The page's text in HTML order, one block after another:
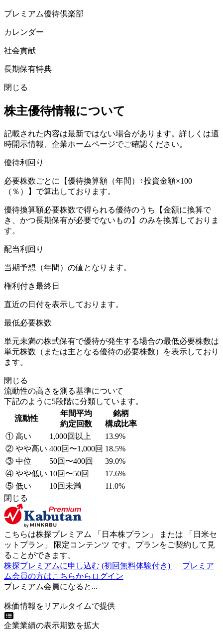
プレミアム優待倶楽部
カレンダー
社会貢献
長期保有特典
閉じる
株主優待情報について
記載された内容は最新ではない場合があります。詳しくは適
時開示情報、企業ホームページでご確認ください。
優待利回り
必要株数ごとに【優待換算額（年間）÷投資金額×100
（％）】で算出しております。
優待換算額必要株数で得られる優待のうち【金額に換算で
き、かつ長期保有が必要でないもの】のみを換算しておりま
す。
配当利回り
当期予想（年間）の値となります。
権利付き最終日
直近の日付を表示しております。
最低必要株数
単元未満の株式保有で優待が発生する場合の最低必要株数は
単元株数（または主となる優待の必要株数）を表示しており
ます。
閉じる
流動性の高さを測る基準について
下記のように5段階に分類しています。
流動性
年間平均
約定回数
銘柄
構成比率
① 高い
1,000回以上
13.9%
② やや高い 400回〜1,000回 18.5%
③ 中位
50回〜400回
39.0%
④ やや低い 10回〜50回
17.6%
⑤ 低い
10回未満
11.0%
閉じる
こちらは株探プレミアム 「 日本株プラン 」 または 「 日米セ
ットプラン 」 限定コンテンツ です。プランをご契約して見
ることができます。
株探プレミアムに申し込む (初回無料体験付き)
プレミア
ム会員の方はこちらからログイン
プレミアム会員になると...
株価情報をリアルタイムで提供
企業業績の表示期数を拡大